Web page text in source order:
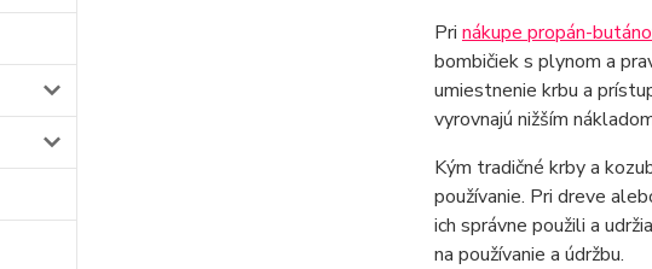
Pri nákupe propán-
bombičiek s plynom a
umiestnenie krbu a
vyrovnajú nižším
Kým tradičné krby a
používanie. Pri dreve
ich správne použili a
na používanie a údržbu.